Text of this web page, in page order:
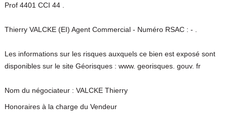
Prof 4401 CCI 44 .
Thierry VALCKE (EI) Agent Commercial - Numéro RSAC : - .
Les informations sur les risques auxquels ce bien est exposé sont
disponibles sur le site Géorisques : www. georisques. gouv. fr
Nom du négociateur : VALCKE Thierry
Honoraires à la charge du Vendeur